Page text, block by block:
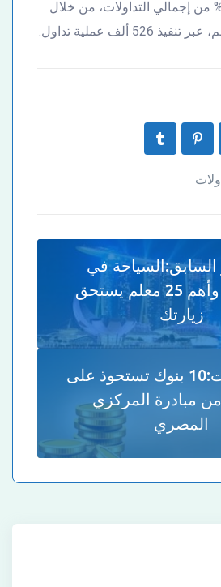
نسبة بلغت 6.3% من إجمالي التداولات، من خلال
السابق:السياحة في
سنغافورة وأهم 25 معلم يستحق
زيارتك
10 بنوك تستحوذ على
من مبادرة المركزي
المصري